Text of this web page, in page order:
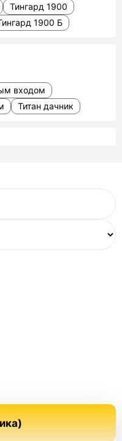
Тингард 1900
1900 Б
входом
Титан дачник